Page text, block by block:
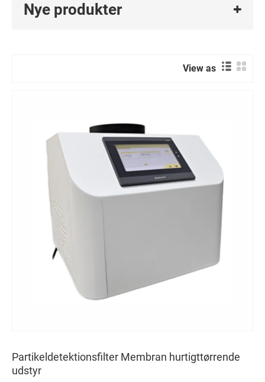
Nye produkter
View as
Partikeldetektionsfilter Membran hurtigttørrende
udstyr